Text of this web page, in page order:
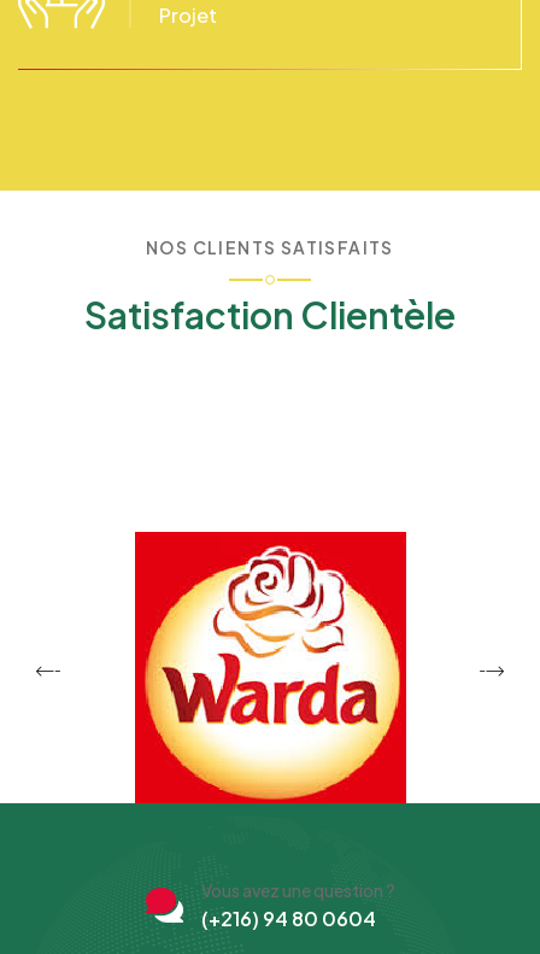
Projet
NOS CLIENTS SATISFAITS
Satisfaction Clientèle
Vous avez une question ?
(+216) 94 80 0604